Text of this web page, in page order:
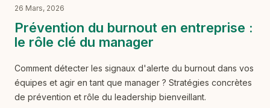
26 Mars, 2026
Prévention du burnout en entreprise :
le rôle clé du manager
Comment détecter les signaux d'alerte du burnout dans vos
équipes et agir en tant que manager ? Stratégies concrètes
de prévention et rôle du leadership bienveillant.